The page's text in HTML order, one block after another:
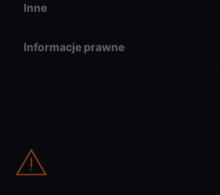
Inne
Informacje prawne